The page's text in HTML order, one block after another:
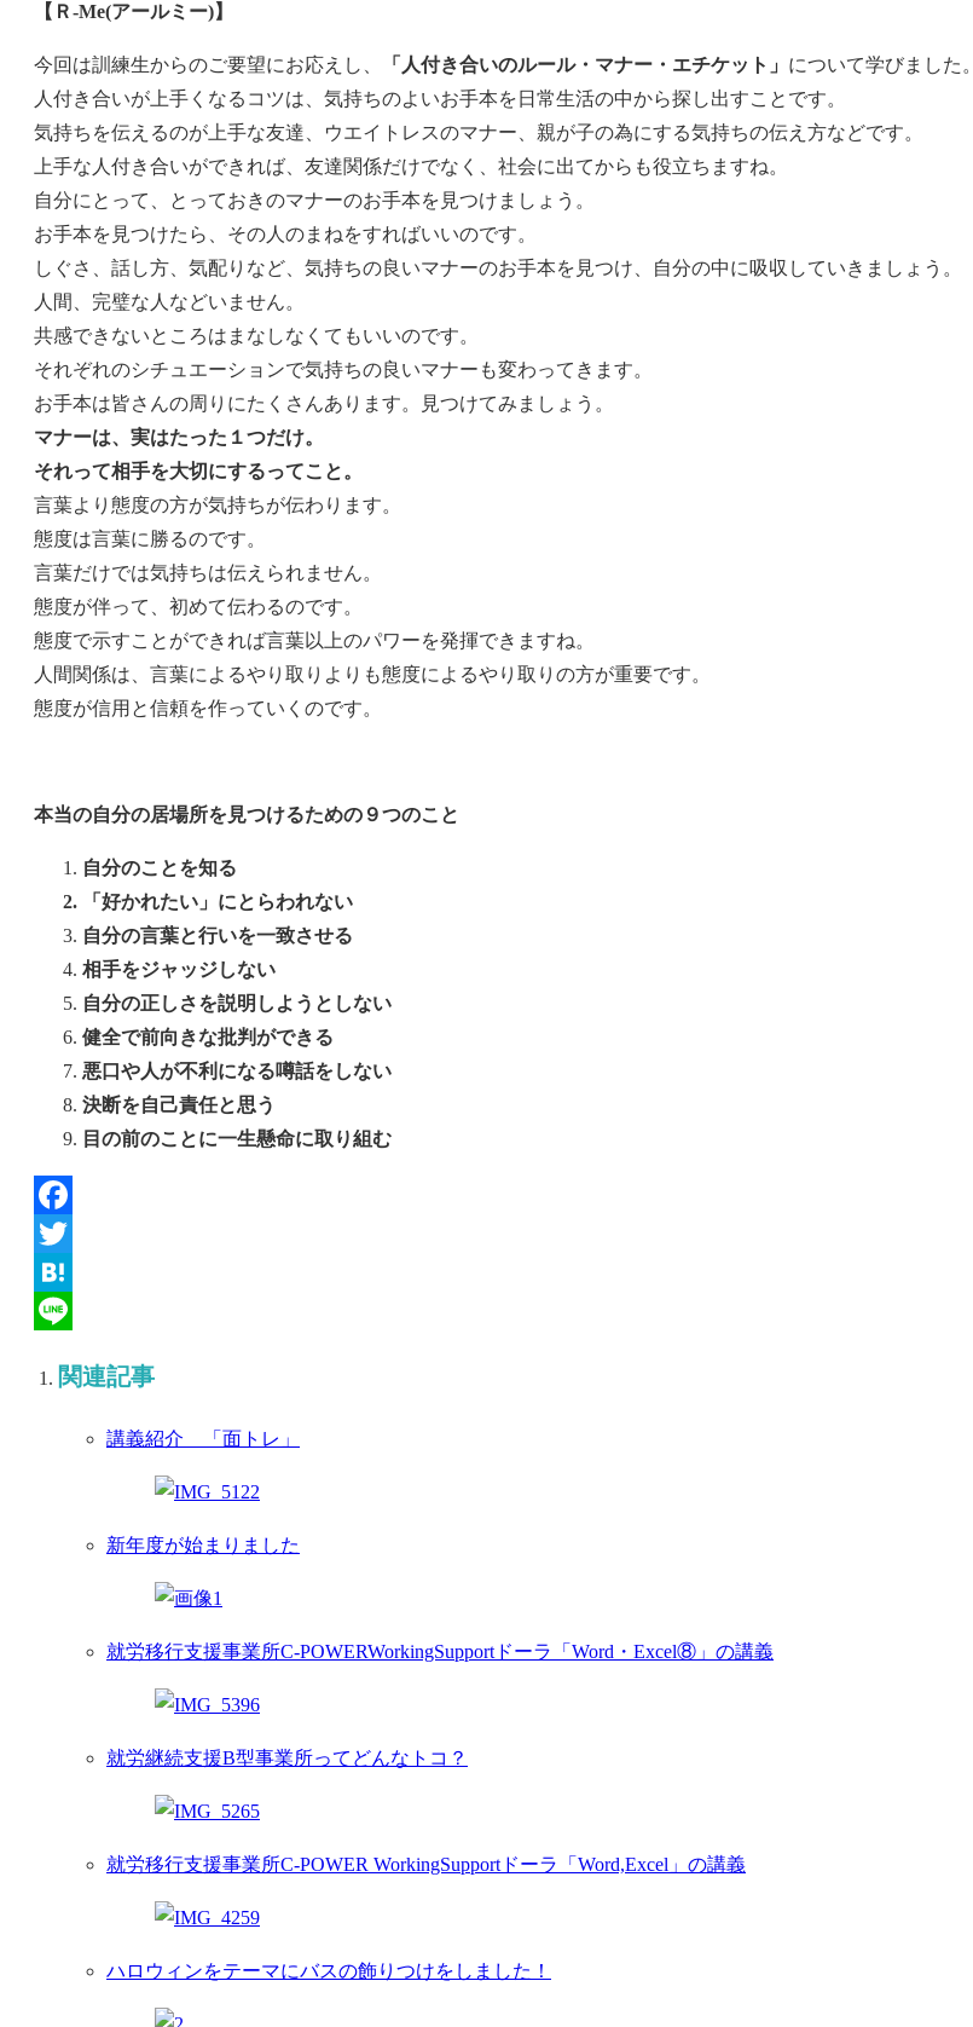
【Ｒ-Me(アールミー)】
今回は訓練生からのご要望にお応えし、 「人付き合いのルール・マナー・エチケット」 について学びました。
人付き合いが上手くなるコツは、気持ちのよいお手本を日常生活の中から探し出すことです。
気持ちを伝えるのが上手な友達、ウエイトレスのマナー、親が子の為にする気持ちの伝え方などです。
上手な人付き合いができれば、友達関係だけでなく、社会に出てからも役立ちますね。
自分にとって、とっておきのマナーのお手本を見つけましょう。
お手本を見つけたら、その人のまねをすればいいのです。
しぐさ、話し方、気配りなど、気持ちの良いマナーのお手本を見つけ、自分の中に吸収していきましょう。
人間、完璧な人などいません。
共感できないところはまなしなくてもいいのです。
それぞれのシチュエーションで気持ちの良いマナーも変わってきます。
お手本は皆さんの周りにたくさんあります。見つけてみましょう。
マナーは、実はたった１つだけ。
それって相手を大切にするってこと。
言葉より態度の方が気持ちが伝わります。
態度は言葉に勝るのです。
言葉だけでは気持ちは伝えられません。
態度が伴って、初めて伝わるのです。
態度で示すことができれば言葉以上のパワーを発揮できますね。
人間関係は、言葉によるやり取りよりも態度によるやり取りの方が重要です。
態度が信用と信頼を作っていくのです。
本当の自分の居場所を見つけるための９つのこと
自分のことを知る
「好かれたい」にとらわれない
自分の言葉と行いを一致させる
相手をジャッジしない
自分の正しさを説明しようとしない
健全で前向きな批判ができる
悪口や人が不利になる噂話をしない
決断を自己責任と思う
目の前のことに一生懸命に取り組む
Facebook
Twitter
Hatena
関連記事
講義紹介 「面トレ」
新年度が始まりました
就労移行支援事業所C-POWERWorkingSupportドーラ「Word・Excel⑧」の講義
就労継続支援B型事業所ってどんなトコ？
就労移行支援事業所C-POWER WorkingSupportドーラ「Word,Excel」の講義
ハロウィンをテーマにバスの飾りつけをしました！